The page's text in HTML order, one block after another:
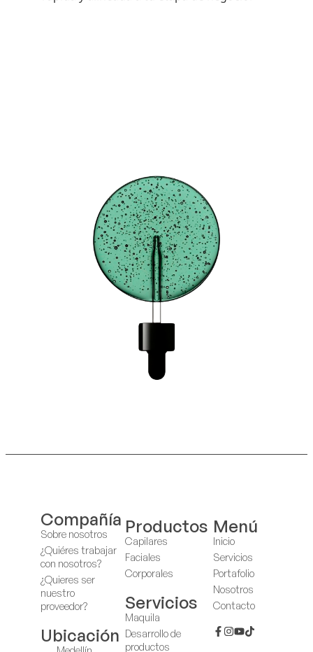
Compañía
Sobre nosotros
¿Quiéres trabajar
con nosotros?
¿Quieres ser
nuestro
proveedor?
Ubicación
Productos
Capilares
Faciales
Corporales
Servicios
Maquila
Desarrollo de
productos
Menú
Inicio
Servicios
Portafolio
Nosotros
Contacto